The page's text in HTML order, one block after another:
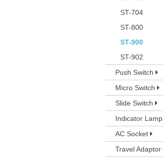
ST-704
ST-800
ST-900
ST-902
Push Switch
Micro Switch
Slide Switch
Indicator Lamp
AC Socket
Travel Adaptor